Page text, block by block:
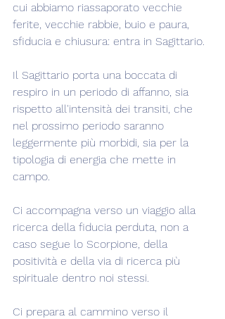
cui abbiamo riassaporato vecchie
ferite, vecchie rabbie, buio e paura,
sfiducia e chiusura: entra in Sagittario.
Il Sagittario porta una boccata di
respiro in un periodo di affanno, sia
rispetto all'intensità dei transiti, che
nel prossimo periodo saranno
leggermente più morbidi, sia per la
tipologia di energia che mette in
campo.
Ci accompagna verso un viaggio alla
ricerca della fiducia perduta, non a
caso segue lo Scorpione, della
positività e della via di ricerca più
spirituale dentro noi stessi.
Ci prepara al cammino verso il